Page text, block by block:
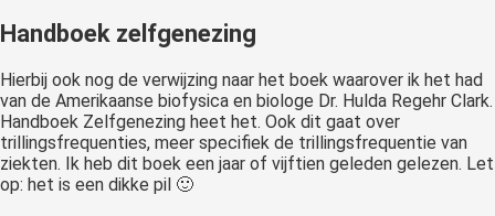
Handboek zelfgenezing
Hierbij ook nog de verwijzing naar het boek waarover ik het had
van de Amerikaanse biofysica en biologe Dr. Hulda Regehr Clark.
Handboek Zelfgenezing heet het. Ook dit gaat over
trillingsfrequenties, meer specifiek de trillingsfrequentie van
ziekten. Ik heb dit boek een jaar of vijftien geleden gelezen. Let
op: het is een dikke pil 🙂